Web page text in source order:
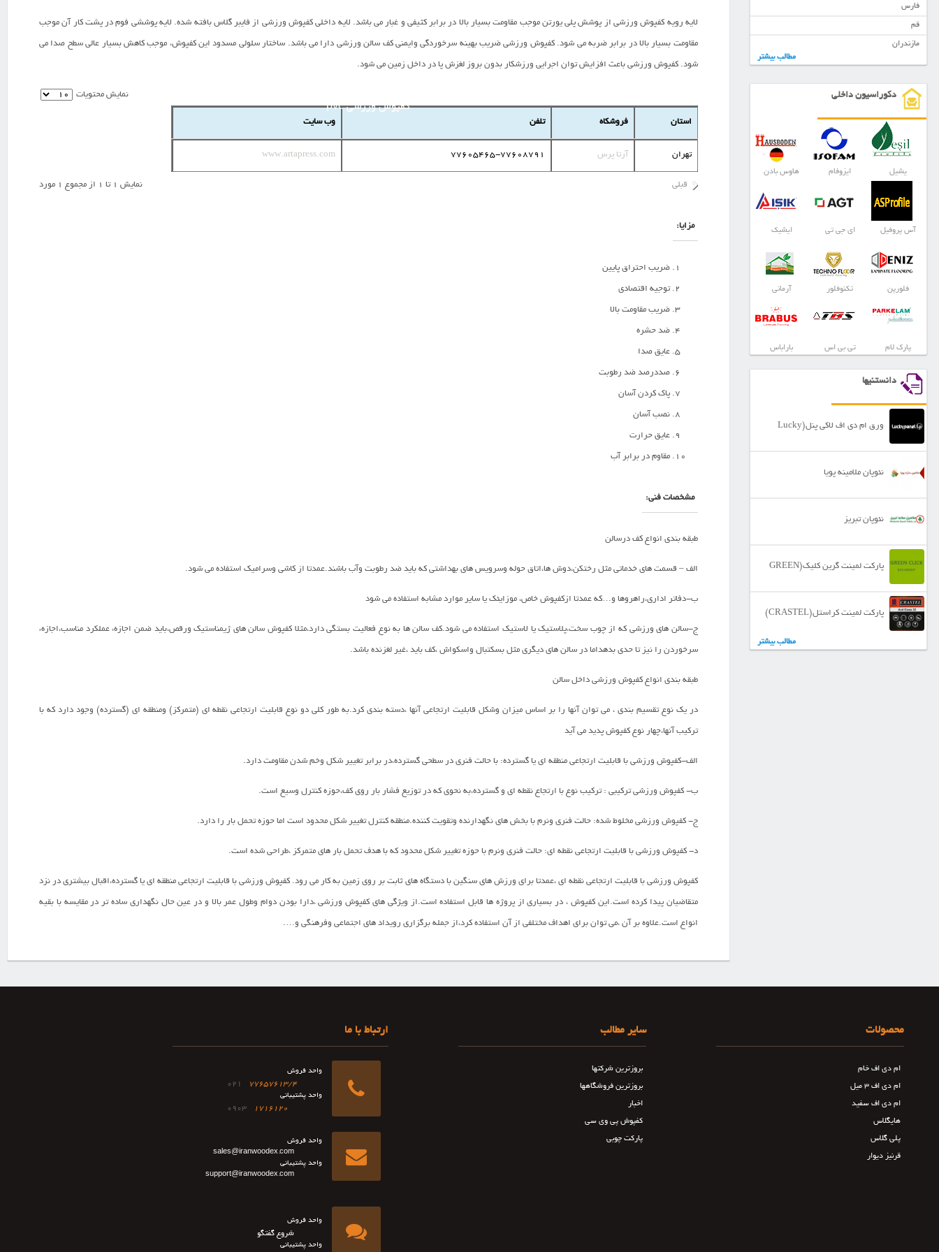
لایه رویه کفپوش ورزشی از پوشش پلی یورتن موجب مقاومت بسیار بالا در برابر کثیفی و غبار می باشد. لایه داخلی کفپوش ورزشی از فایبر گلاس بافته شده. لایه پوششی فوم در پشت کار آن موجب
مقاومت بسیار بالا در برابر ضربه می شود. کفپوش ورزشی ضریب بهینه سرخوردگی وایمنی کف سالن ورزشی دارا می باشد. ساختار سلولی مسدود این کفپوش، موجب کاهش بسیار عالی سطح صدا می
شود. کفپوش ورزشی باعث افزایش توان اجرایی ورزشکار بدون بروز لغزش پا در داخل زمین می شود.
نمایش محتویات
استان فروشکاه تلفن وب سایت
تهران آرتا پرس 77605465-77608791
www.artapress.com
نمایش 1 تا 1 از مجموع 1 مورد قبلی
مزایا:
ضریب احتراق پایین
توجیه اقتصادی
ضریب مقاومت بالا
ضد حشره
عایق صدا
صددرصد ضد رطوبت
پاک کردن آسان
نصب آسان
عایق حرارت
مقاوم در برابر آب
مشخصات فنی:
طبقه بندی انواع کف درسالن
الف – قسمت های خدماتی مثل رختکن،دوش ها،اتاق حوله وسرویس های بهداشتی که باید ضد رطوبت وآب باشند.عمدتا از کاشی وسرامیک استفاده می شود.
ب-دفاتر اداری،راهروها و…که عمدتا ازکفپوش خاص، موزایئک یا سایر موارد مشابه استفاده می شود
ج-سالن های ورزشی که از چوب سخت،پلاستیک یا لاستیک استفاده می شود.کف سالن ها به نوع فعالیت بستگی دارد،مثلا کفپوش سالن های ژیمناستیک ورقص،باید ضمن اجازهء عملکرد مناسب،اجازهء
سرخوردن را نیز تا حدی بدهداما در سالن های دیگری مثل بسکتبال واسکواش ،کف باید ،غیر لغزنده باشد.
طبقه بندی انواع کفپوش ورزشی داخل سالن
در یک نوع تقسیم بندی ، می توان آنها را بر اساس میزان وشکل قابلیت ارتجاعی آنها ،دسته بندی کرد.به طور کلی دو نوع قابلیت ارتجاعی نقطه ای (متمرکز) ومنطقه ای (گسترده) وجود دارد که با
ترکیب آنها،چهار نوع کفپوش پدید می آید
الف-کفپوش ورزشي با قابلیت ارتجاعی منطقه ای یا گسترده: با حالت فنری در سطحی گسترده،در برابر تغییر شکل وخم شدن مقاومت دارد.
ب- کفپوش ورزشی ترکیبی : ترکیب نوع با ارتجاع نقطه ای و گسترده،به نحوی که در توزیع فشار بار روی کف،حوزه کنترل وسیع است.
ج- کفپوش ورزشی مخلوط شده: حالت فنری ونرم با بخش های نگهدارنده وتقویت کننده.منطقه کنترل تغییر شکل محدود است اما حوزه تحمل بار را دارد.
د- کفپوش ورزشی با قابلیت ارتجاعی نقطه ای: حالت فنری ونرم با حوزه تغییر شکل محدود که با هدف تحمل بار های متمرکز ،طراحی شده است.
کفپوش ورزشی با قابلیت ارتجاعی نقطه ای ،عمدتا برای ورزش های سنگین با دستگاه های ثابت بر روی زمین به کار می رود. کفپوش ورزشی با قابلیت ارتجاعی منطقه ای یا گسترده،اقبال بیشتری در نزد
متقاضیان پیدا کرده است.این کفپوش ، در بسیاری از پروژه ها قابل استفاده است.از ویژگی های کفپوش ورزشی ،دارا بودن دوام وطول عمر بالا و در عین حال نگهداری ساده تر در مقایسه با بقیه
انواع است.علاوه بر آن ،می توان برای اهداف مختلفی از آن استفاده کرد،از جمله برگزاری رویداد های اجتماعی وفرهنگی و….
فارس
قم
مازندران
مطالب بیشتر
دکوراسیون داخلی
یشیل ایزوفام هاوس بادن
آس پروفیل ای جی تی ایشیک
فلورپن تکنوفلور آرمانی
پارک لام تی بی اس باراباس
دانستنیها
ورق ام دی اف لاکی پنل(Lucky
نئوپان ملامینه پویا
نئوپان تبریز
پارکت لمینت گرین کلیک(GREEN
CLICK)
پارکت لمینت کراستل(CRASTEL)
مطالب بیشتر
محصولات
ام دی اف خام
ام دی اف ۳ میل
ام دی اف سفید
هایگلاس
پلی گلاس
قرنیز دیوار
سایر مطالب
بروزترین شرکتها
بروزترین فروشگاهها
اخبار
کفپوش پی وی سی
پارکت چوبی
ارتباط با ما
واحد فروش
021 77657613/4
واحد پشتیبانی
1716120
0903
واحد فروش
sales@iranwoodex.com
واحد پشتیبانی
support@iranwoodex.com
واحد فروش
شروع گفتگو
واحد پشتیبانی